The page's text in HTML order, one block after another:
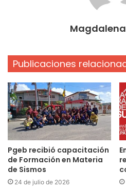
Publicaciones
Pgeb recibió capacitación
de Formación en Materia
de Sismos
24 de julio de 2026